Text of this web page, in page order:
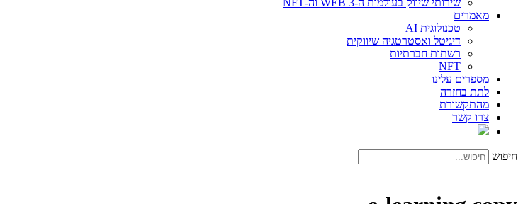
שירותי שיווק בעולמות ה-WEB 3 וה-NFT
מאמרים
טכנולוגית AI
דיגיטל ואסטרטגיה שיווקית
רשתות חברתיות
NFT
מספרים עלינו
לתת בחזרה
מהתקשורת
צרו קשר
חיפוש